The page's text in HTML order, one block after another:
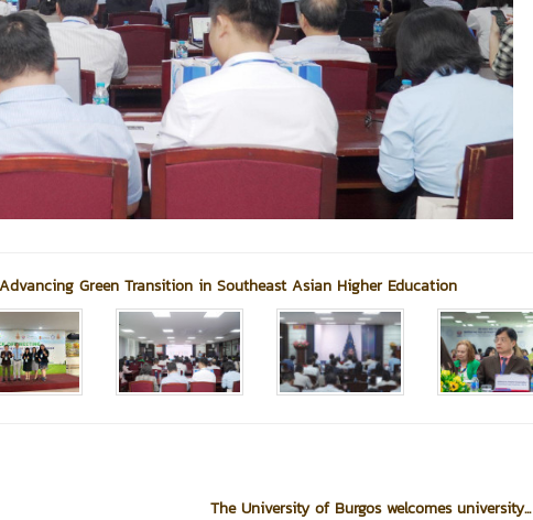
Advancing Green Transition in Southeast Asian Higher Education
The University of Burgos welcomes university...